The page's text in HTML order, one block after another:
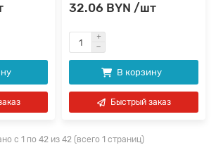
32.06 BYN /шт
В корзину
Быстрый заказ
с 1 по 42 из 42 (всего 1 страниц)